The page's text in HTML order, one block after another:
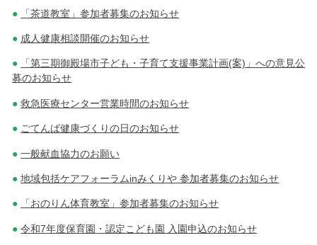
「茶道教室」参加者募集のお知らせ
成人健康相談開催のお知らせ
「第三期御殿場市子ども・子育て支援事業計画(案)」への意見公
募のお知らせ
救急医療センター営業時間のお知らせ
ごてんば健康づくりの日のお知らせ
一般献血協力のお願い
地域包括ケアフォーラムinみくりや 参加者募集のお知らせ
「おのりん体育教室」参加者募集のお知らせ
令和7年度保育園・認定こども園 入園申込のお知らせ